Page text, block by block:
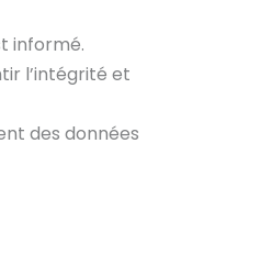
informé.
l’intégrité et
des données